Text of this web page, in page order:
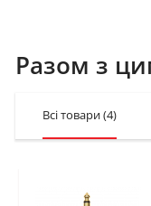
Разом з
Всі товари(4)